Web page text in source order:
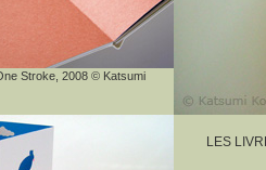
Stroke, 2008 © Katsumi
LES